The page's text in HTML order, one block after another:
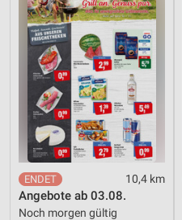
10,4 km
Angebote ab 03.08.
Noch morgen gültig